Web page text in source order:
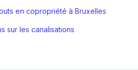
en copropriété à Bruxelles
sur les canalisations